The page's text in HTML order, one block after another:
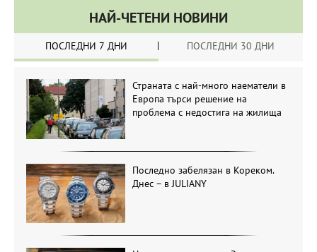
НАЙ-ЧЕТЕНИ НОВИНИ
ПОСЛЕДНИ 7 ДНИ ПОСЛЕДНИ 30 ДНИ
Страната с най-много наематели в
Европа търси решение на
проблема с недостига на жилища
Последно забелязан в Кореком.
Днес – в JULIANY